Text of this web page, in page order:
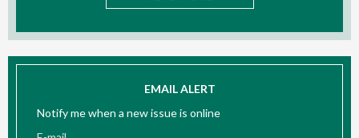
EMAIL ALERT
Notify me when a new issue is online